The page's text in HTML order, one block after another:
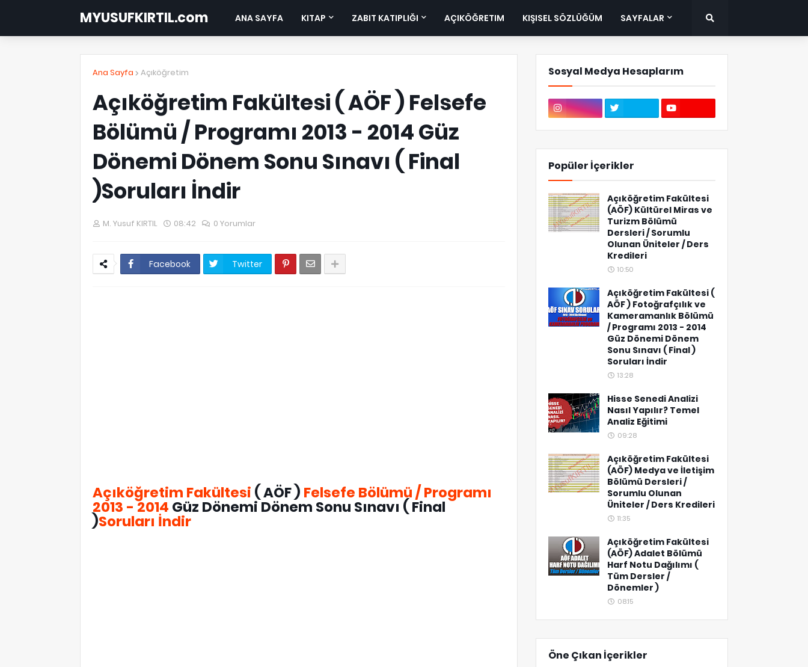
MYUSUFKIRTIL.com ANA SAYFA KITAP ZABIT KATIPLIĞI AÇIKÖĞRETIM KIŞISEL SÖZLÜĞÜM SAYFALAR
Ana Sayfa Açıköğretim
Açıköğretim Fakültesi ( AÖF ) Felsefe
Bölümü / Programı 2013 - 2014 Güz
Dönemi Dönem Sonu Sınavı ( Final
)Soruları İndir
M. Yusuf KIRTIL 08:42 0 Yorumlar
Facebook Twitter
Açıköğretim Fakültesi ( AÖF ) Felsefe Bölümü / Programı
2013 - 2014 Güz Dönemi Dönem Sonu Sınavı ( Final
)Soruları İndir
Sosyal Medya Hesaplarım
Popüler İçerikler
Açıköğretim Fakültesi
(AÖF) Kültürel Miras ve
Turizm Bölümü
Dersleri / Sorumlu
Olunan Üniteler / Ders
Kredileri
10:50
Açıköğretim Fakültesi (
AÖF ) Fotoğrafçılık ve
Kameramanlık Bölümü
/ Programı 2013 - 2014
Güz Dönemi Dönem
Sonu Sınavı ( Final )
Soruları İndir
13:28
Hisse Senedi Analizi
Nasıl Yapılır? Temel
Analiz Eğitimi
09:28
Açıköğretim Fakültesi
(AÖF) Medya ve İletişim
Bölümü Dersleri /
Sorumlu Olunan
Üniteler / Ders Kredileri
11:35
Açıköğretim Fakültesi
(AÖF) Adalet Bölümü
Harf Notu Dağılımı (
Tüm Dersler /
Dönemler )
08:15
Öne Çıkan İçerikler